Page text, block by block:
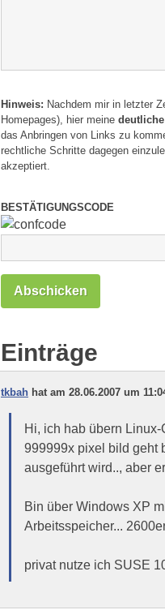
Hinweis: Nachdem mir in letzter
Homepages), hier meine
das Anbringen von Links zu
rechtliche Schritte dagegen
akzeptiert.
BESTÄTIGUNGSCODE
Einträge
tkbah hat am 28.06.2007 um
Hi, ich hab übern
999999x pixel bild geht
ausgeführt wird.., aber
Bin über Windows XP
Arbeitsspeicher...
privat nutze ich SUSE